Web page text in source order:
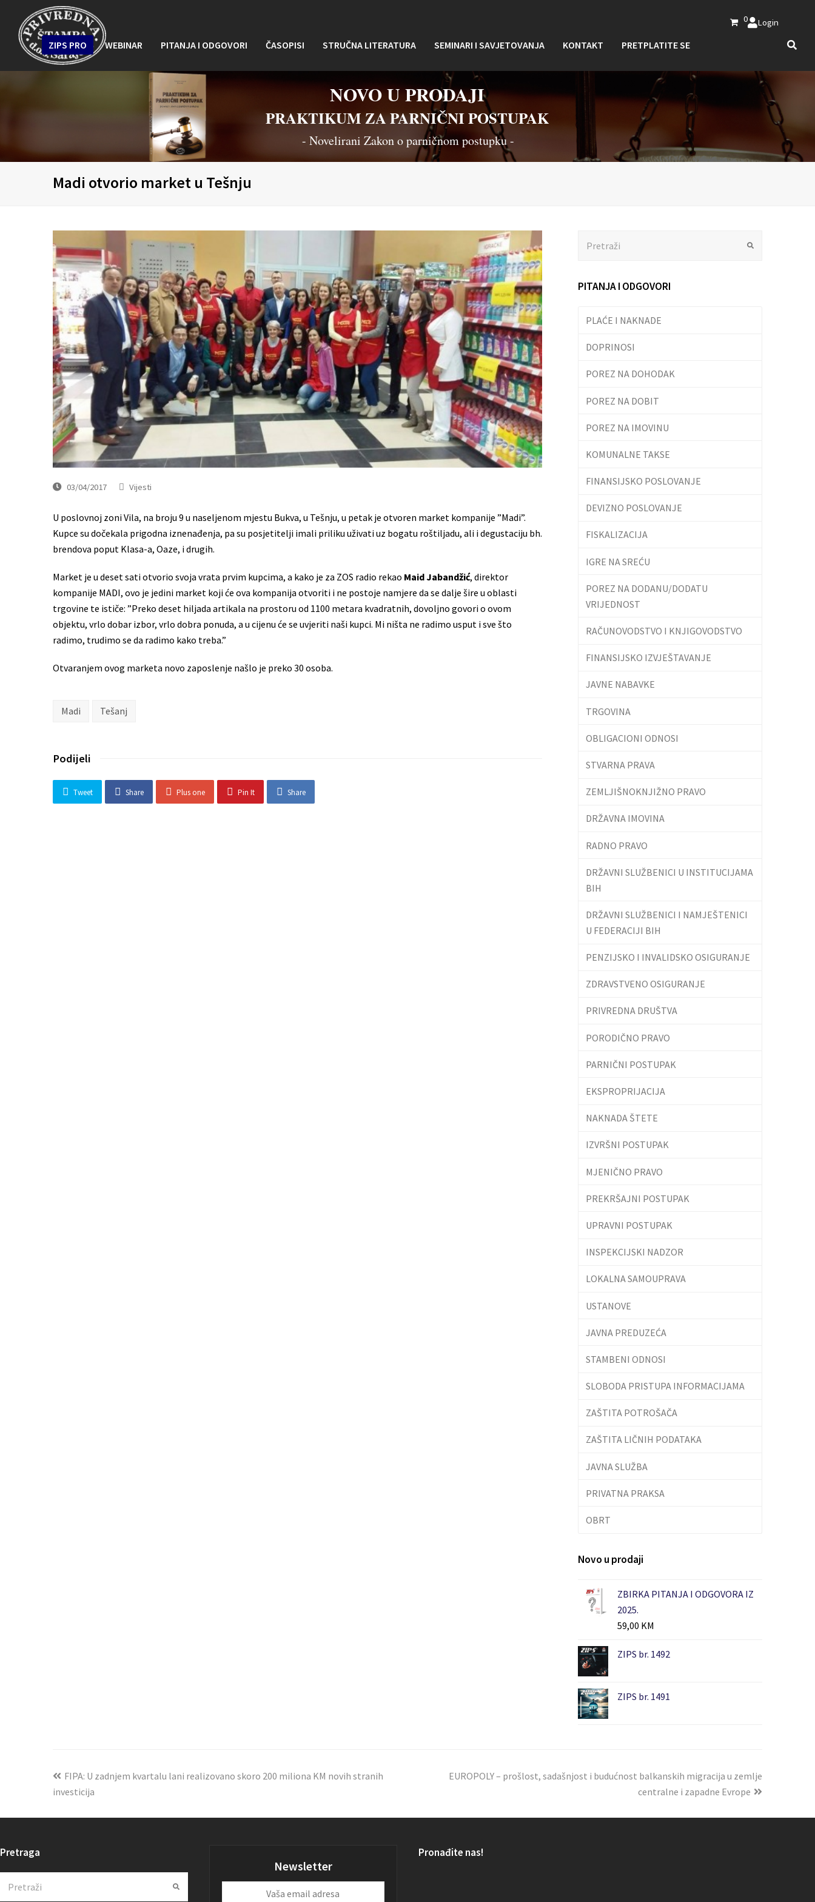
0 Login
ZIPS PRO WEBINAR PITANJA I ODGOVORI ČASOPISI STRUČNA LITERATURA SEMINARI I SAVJETOVANJA KONTAKT PRETPLATITE SE
NOVO U PRODAJI
PRAKTIKUM ZA PARNIČNI POSTUPAK
- Novelirani Zakon o parničnom postupku -
Madi otvorio market u Tešnju
03/04/2017 Vijesti
U poslovnoj zoni Vila, na broju 9 u naseljenom mjestu Bukva, u Tešnju, u petak je otvoren market kompanije ”Madi”.
Kupce su dočekala prigodna iznenađenja, pa su posjetitelji imali priliku uživati uz bogatu roštiljadu, ali i degustaciju bh.
brendova poput Klasa-a, Oaze, i drugih.
Market je u deset sati otvorio svoja vrata prvim kupcima, a kako je za ZOS radio rekao Maid Jabandžić, direktor
kompanije MADI, ovo je jedini market koji će ova kompanija otvoriti i ne postoje namjere da se dalje šire u oblasti
trgovine te ističe: ”Preko deset hiljada artikala na prostoru od 1100 metara kvadratnih, dovoljno govori o ovom
objektu, vrlo dobar izbor, vrlo dobra ponuda, a u cijenu će se uvjeriti naši kupci. Mi ništa ne radimo usput i sve što
radimo, trudimo se da radimo kako treba.”
Otvaranjem ovog marketa novo zaposlenje našlo je preko 30 osoba.
Madi Tešanj
Podijeli
Tweet Share Plus one Pin It Share
PITANJA I ODGOVORI
PLAĆE I NAKNADE
DOPRINOSI
POREZ NA DOHODAK
POREZ NA DOBIT
POREZ NA IMOVINU
KOMUNALNE TAKSE
FINANSIJSKO POSLOVANJE
DEVIZNO POSLOVANJE
FISKALIZACIJA
IGRE NA SREĆU
POREZ NA DODANU/DODATU
VRIJEDNOST
RAČUNOVODSTVO I KNJIGOVODSTVO
FINANSIJSKO IZVJEŠTAVANJE
JAVNE NABAVKE
TRGOVINA
OBLIGACIONI ODNOSI
STVARNA PRAVA
ZEMLJIŠNOKNJIŽNO PRAVO
DRŽAVNA IMOVINA
RADNO PRAVO
DRŽAVNI SLUŽBENICI U INSTITUCIJAMA
BIH
DRŽAVNI SLUŽBENICI I NAMJEŠTENICI
U FEDERACIJI BIH
PENZIJSKO I INVALIDSKO OSIGURANJE
ZDRAVSTVENO OSIGURANJE
PRIVREDNA DRUŠTVA
PORODIČNO PRAVO
PARNIČNI POSTUPAK
EKSPROPRIJACIJA
NAKNADA ŠTETE
IZVRŠNI POSTUPAK
MJENIČNO PRAVO
PREKRŠAJNI POSTUPAK
UPRAVNI POSTUPAK
INSPEKCIJSKI NADZOR
LOKALNA SAMOUPRAVA
USTANOVE
JAVNA PREDUZEĆA
STAMBENI ODNOSI
SLOBODA PRISTUPA INFORMACIJAMA
ZAŠTITA POTROŠAČA
ZAŠTITA LIČNIH PODATAKA
JAVNA SLUŽBA
PRIVATNA PRAKSA
OBRT
Novo u prodaji
ZBIRKA PITANJA I ODGOVORA IZ
2025.
59,00 KM
ZIPS br. 1492
ZIPS br. 1491
FIPA: U zadnjem kvartalu lani realizovano skoro 200 miliona KM novih stranih
investicija
EUROPOLY – prošlost, sadašnjost i budućnost balkanskih migracija u zemlje
centralne i zapadne Evrope
Pretraga
Submit
Newsletter
Pronađite nas!